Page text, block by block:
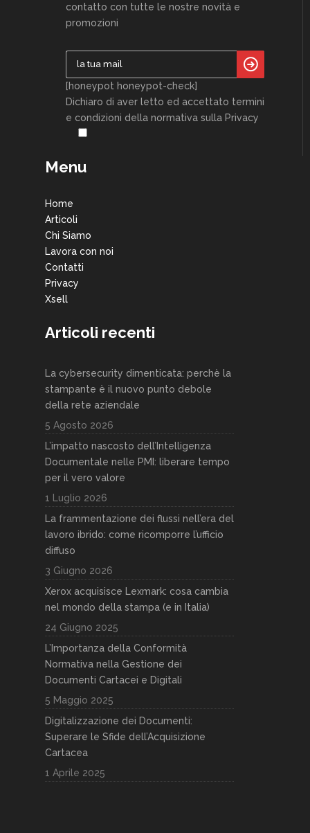
contatto con tutte le nostre novità e
promozioni
[honeypot honeypot-check]
Dichiaro di aver letto ed accettato termini
e condizioni della normativa sulla Privacy
Menu
Home
Articoli
Chi Siamo
Lavora con noi
Contatti
Privacy
Xsell
Articoli recenti
La cybersecurity dimenticata: perchè la
stampante è il nuovo punto debole
della rete aziendale
5 Agosto 2026
L’impatto nascosto dell’Intelligenza
Documentale nelle PMI: liberare tempo
per il vero valore
1 Luglio 2026
La frammentazione dei flussi nell’era del
lavoro ibrido: come ricomporre l’ufficio
diffuso
3 Giugno 2026
Xerox acquisisce Lexmark: cosa cambia
nel mondo della stampa (e in Italia)
24 Giugno 2025
L’Importanza della Conformità
Normativa nella Gestione dei
Documenti Cartacei e Digitali
5 Maggio 2025
Digitalizzazione dei Documenti:
Superare le Sfide dell’Acquisizione
Cartacea
1 Aprile 2025